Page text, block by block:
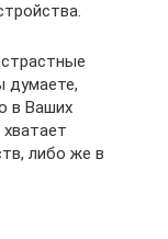
думаете,
в Ваших
либо же в